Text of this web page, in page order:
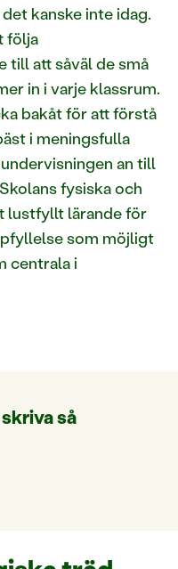
kanske inte idag.
följa
till att såväl de små
in i varje klassrum.
bakåt för att förstå
i meningsfulla
an till
fysiska och
lustfyllt lärande för
som möjligt
centrala i
så